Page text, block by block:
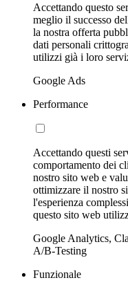
Accettando questo
meglio il successo
la nostra offerta
dati personali
utilizzi già i loro
Google Ads
Performance
Accettando questi
comportamento dei
nostro sito web e
ottimizzare il nostro
l'esperienza
questo sito web
Google Analytics,
A/B-Testing
Funzionale